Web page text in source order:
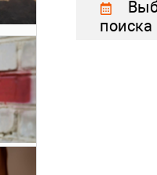
поиска